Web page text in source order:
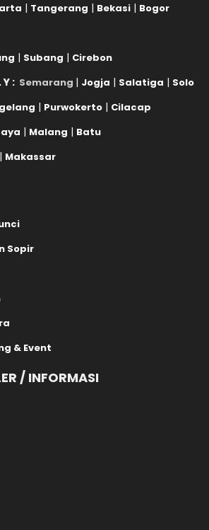
| Tangerang | Bekasi | Bogor
| Subang | Cirebon
: Semarang | Jogja | Salatiga | Solo
| Purwokerto | Cilacap
| Malang | Batu
| Makassar
Sopir
& Event
/ INFORMASI